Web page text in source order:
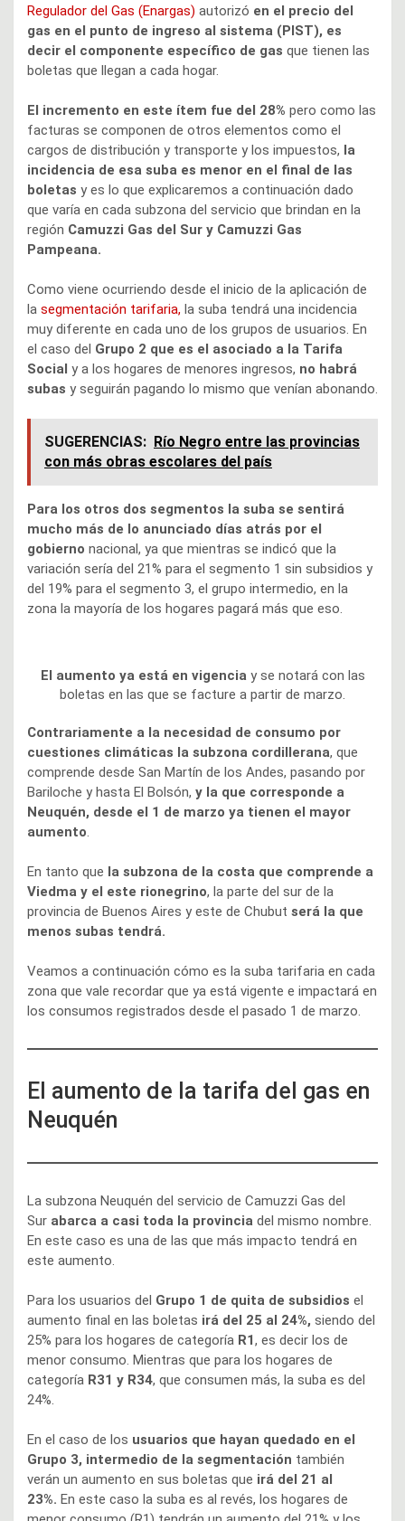
Regulador del Gas (Enargas) autorizó en el precio del
gas en el punto de ingreso al sistema (PIST), es
decir el componente específico de gas que tienen las
boletas que llegan a cada hogar.
El incremento en este ítem fue del 28% pero como las
facturas se componen de otros elementos como el
cargos de distribución y transporte y los impuestos, la
incidencia de esa suba es menor en el final de las
boletas y es lo que explicaremos a continuación dado
que varía en cada subzona del servicio que brindan en la
región Camuzzi Gas del Sur y Camuzzi Gas
Pampeana.
Como viene ocurriendo desde el inicio de la aplicación de
la segmentación tarifaria, la suba tendrá una incidencia
muy diferente en cada uno de los grupos de usuarios. En
el caso del Grupo 2 que es el asociado a la Tarifa
Social y a los hogares de menores ingresos, no habrá
subas y seguirán pagando lo mismo que venían abonando.
SUGERENCIAS: Río Negro entre las provincias
con más obras escolares del país
Para los otros dos segmentos la suba se sentirá
mucho más de lo anunciado días atrás por el
gobierno nacional, ya que mientras se indicó que la
variación sería del 21% para el segmento 1 sin subsidios y
del 19% para el segmento 3, el grupo intermedio, en la
zona la mayoría de los hogares pagará más que eso.
El aumento ya está en vigencia y se notará con las
boletas en las que se facture a partir de marzo.
Contrariamente a la necesidad de consumo por
cuestiones climáticas la subzona cordillerana, que
comprende desde San Martín de los Andes, pasando por
Bariloche y hasta El Bolsón, y la que corresponde a
Neuquén, desde el 1 de marzo ya tienen el mayor
aumento.
En tanto que la subzona de la costa que comprende a
Viedma y el este rionegrino, la parte del sur de la
provincia de Buenos Aires y este de Chubut será la que
menos subas tendrá.
Veamos a continuación cómo es la suba tarifaria en cada
zona que vale recordar que ya está vigente e impactará en
los consumos registrados desde el pasado 1 de marzo.
El aumento de la tarifa del gas en
Neuquén
La subzona Neuquén del servicio de Camuzzi Gas del
Sur abarca a casi toda la provincia del mismo nombre.
En este caso es una de las que más impacto tendrá en
este aumento.
Para los usuarios del Grupo 1 de quita de subsidios el
aumento final en las boletas irá del 25 al 24%, siendo del
25% para los hogares de categoría R1, es decir los de
menor consumo. Mientras que para los hogares de
categoría R31 y R34, que consumen más, la suba es del
24%.
En el caso de los usuarios que hayan quedado en el
Grupo 3, intermedio de la segmentación también
verán un aumento en sus boletas que irá del 21 al
23%. En este caso la suba es al revés, los hogares de